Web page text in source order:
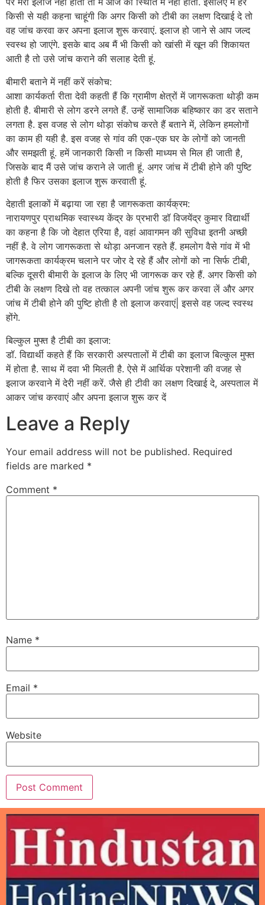
किसी से यही कहना चाहूंगी कि अगर किसी को टीबी का लक्षण दिखाई दे तो
वह जांच करवा कर अपना इलाज शुरू करवाएं. इलाज हो जाने से आप जल्द
स्वस्थ हो जाएंगे. इसके बाद अब मैं भी किसी को खांसी में खून की शिकायत
आती है तो उसे जांच कराने की सलाह देती हूं.
बीमारी बताने में नहीं करें संकोच:
आशा कार्यकर्ता रीता देवी कहती हैं कि ग्रामीण क्षेत्रों में जागरूकता थोड़ी कम
होती है. बीमारी से लोग डरने लगते हैं. उन्हें सामाजिक बहिष्कार का डर सताने
लगता है. इस वजह से लोग थोड़ा संकोच करते हैं बताने में, लेकिन हमलोगों
का काम ही यही है. इस वजह से गांव की एक-एक घर के लोगों को जानती
और समझती हूं. हमें जानकारी किसी न किसी माध्यम से मिल ही जाती है,
जिसके बाद मैं उसे जांच कराने ले जाती हूं. अगर जांच में टीबी होने की पुष्टि
होती है फिर उसका इलाज शुरू करवाती हूं.
देहाती इलाकों में बढ़ाया जा रहा है जागरूकता कार्यक्रम:
नारायणपुर प्राथमिक स्वास्थ्य केंद्र के प्रभारी डॉ विजयेंद्र कुमार विद्यार्थी
का कहना है कि जो देहात एरिया है, वहां आवागमन की सुविधा इतनी अच्छी
नहीं है. वे लोग जागरूकता से थोड़ा अनजान रहते हैं. हमलोग वैसे गांव में भी
जागरूकता कार्यक्रम चलाने पर जोर दे रहे हैं और लोगों को ना सिर्फ टीबी,
बल्कि दूसरी बीमारी के इलाज के लिए भी जागरूक कर रहे हैं. अगर किसी को
टीबी के लक्षण दिखे तो वह तत्काल अपनी जांच शुरू कर करवा लें और अगर
जांच में टीबी होने की पुष्टि होती है तो इलाज करवाएं| इससे वह जल्द स्वस्थ
होंगे.
बिल्कुल मुफ्त है टीबी का इलाज:
डॉ. विद्यार्थी कहते हैं कि सरकारी अस्पतालों में टीबी का इलाज बिल्कुल मुफ्त
में होता है. साथ में दवा भी मिलती है. ऐसे में आर्थिक परेशानी की वजह से
इलाज करवाने में देरी नहीं करें. जैसे ही टीवी का लक्षण दिखाई दे, अस्पताल में
आकर जांच करवाएं और अपना इलाज शुरू कर दें
Leave a Reply
Your email address will not be published. Required
fields are marked *
Comment *
Name *
Email *
Website